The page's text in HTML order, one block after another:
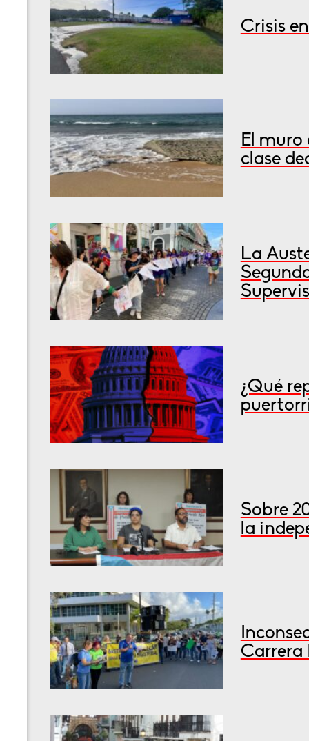
Crisis
El muro
clase
La
¿Qué
Sobre
la
Carrera